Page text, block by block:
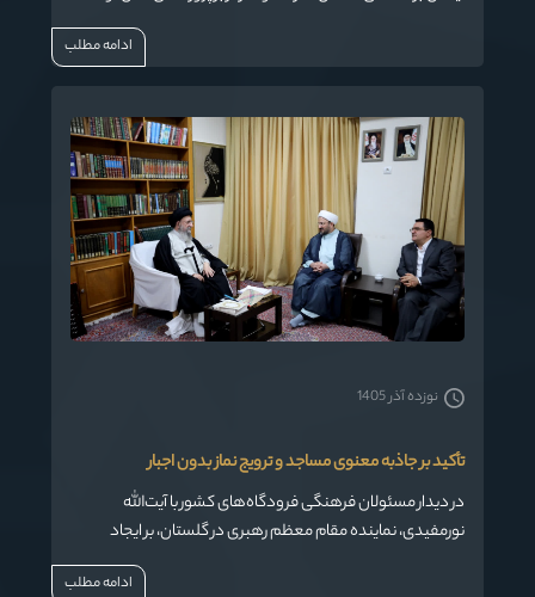
ادامه مطلب
تأکید بر جاذبه معنوی مساجد و ترویج نماز بدون اجبار
در دیدار مسئولان فرهنگی فرودگاه‌های کشور با آیت‌الله
نورمفیدی، نماینده مقام معظم رهبری در گلستان، بر ایجاد
جذابیت معنوی در اماکن عبادی و پرهیز از هرگونه اجبار در امور
نوزده آذر 1405
ادامه مطلب